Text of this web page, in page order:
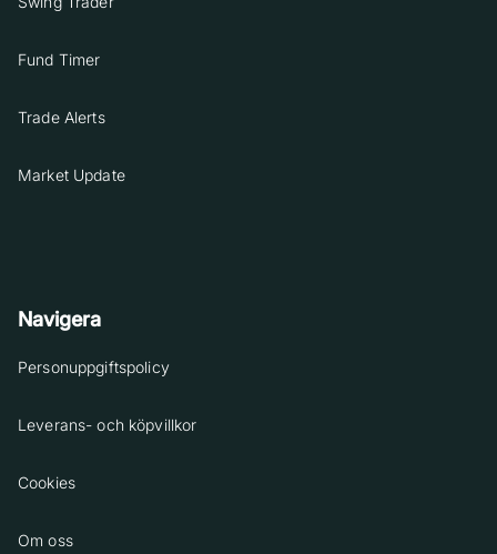
Fund Timer
Trade Alerts
Market Update
Navigera
Personuppgiftspolicy
Leverans- och köpvillkor
Cookies
Om oss